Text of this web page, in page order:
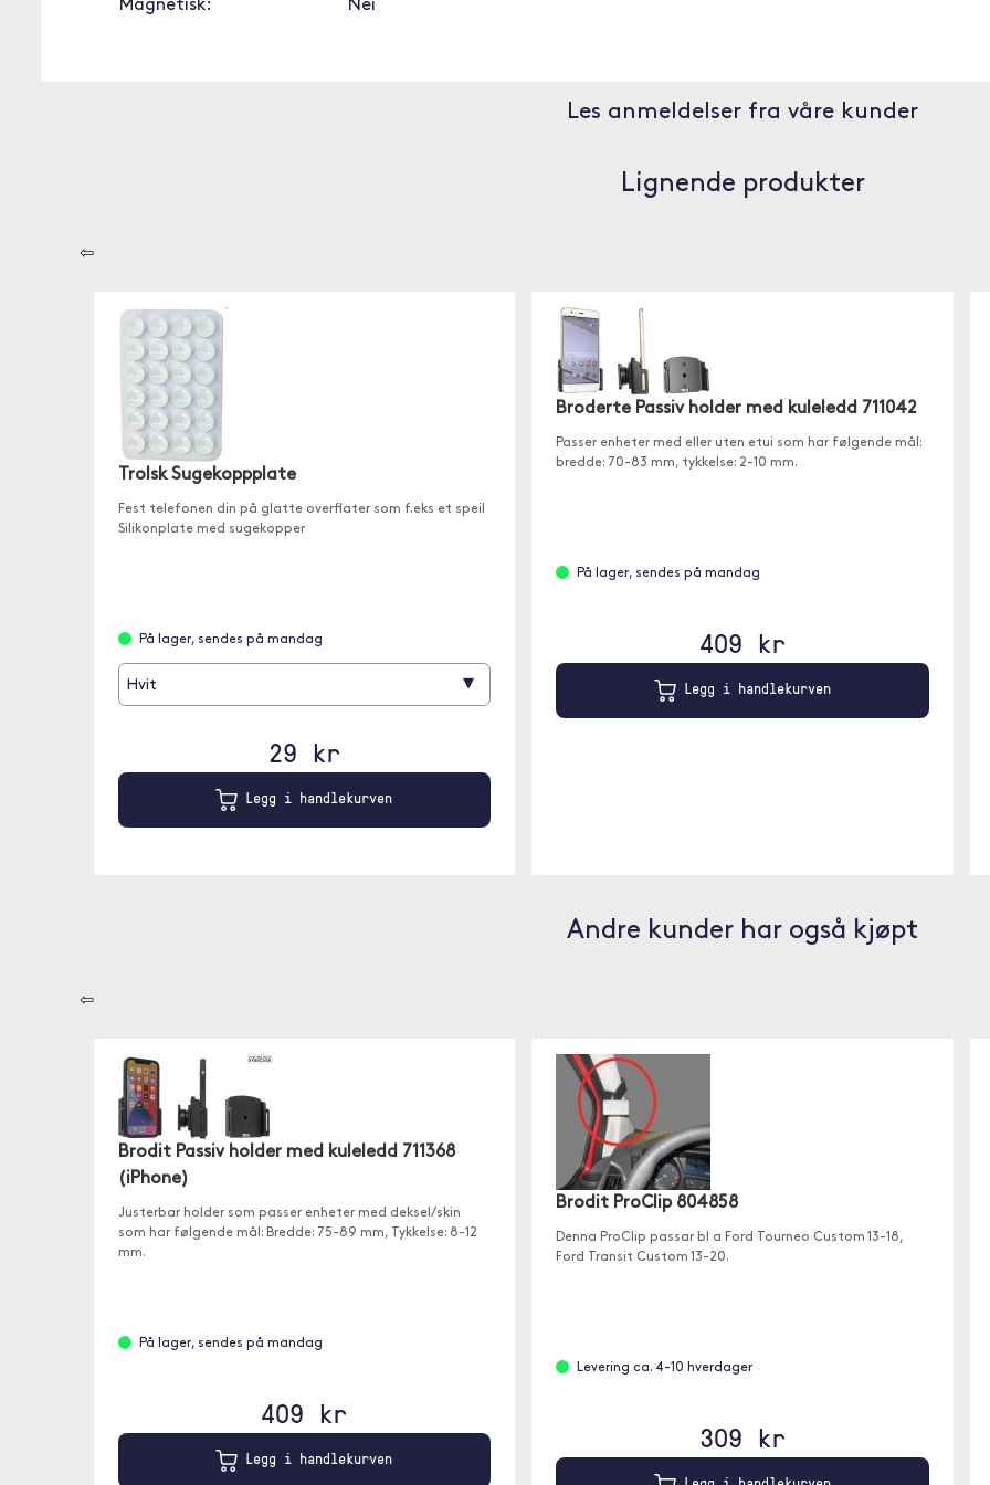
Magnetisk:
Nei
Les anmeldelser fra våre kunder
Lignende produkter
⇦
Trolsk Sugekoppplate
Fest telefonen din på glatte overflater som f.eks et speil
Silikonplate med sugekopper
På lager, sendes på mandag
Hvit ▾
29 kr
Legg i handlekurven
Broderte Passiv holder med kuleledd 711042
Passer enheter med eller uten etui som har følgende mål:
bredde: 70-83 mm, tykkelse: 2-10 mm.
På lager, sendes på mandag
409 kr
Legg i handlekurven
Andre kunder har også kjøpt
⇦
Brodit Passiv holder med kuleledd 711368
(iPhone)
Justerbar holder som passer enheter med deksel/skin
som har følgende mål: Bredde: 75-89 mm, Tykkelse: 8-12
mm.
På lager, sendes på mandag
409 kr
Legg i handlekurven
Brodit ProClip 804858
Denna ProClip passar bl a Ford Tourneo Custom 13-18,
Ford Transit Custom 13-20.
Levering ca. 4-10 hverdager
309 kr